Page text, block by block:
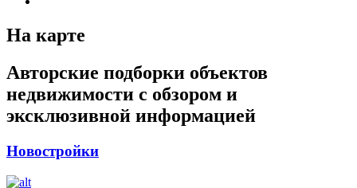
На карте
Авторские подборки объектов
недвижимости с обзором и
эксклюзивной информацией
Новостройки